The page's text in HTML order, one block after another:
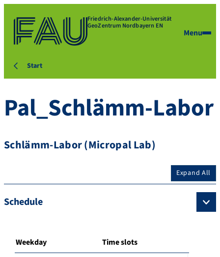
Friedrich-Alexander-Universität
GeoZentrum Nordbayern EN
Menu
Start
Pal_Schlämm-Labor
Schlämm-Labor (Micropal Lab)
Expand All
Schedule
Weekday Time slots